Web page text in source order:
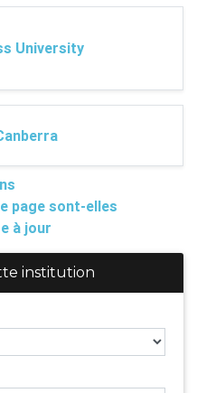
University
page sont-elles
à jour
institution